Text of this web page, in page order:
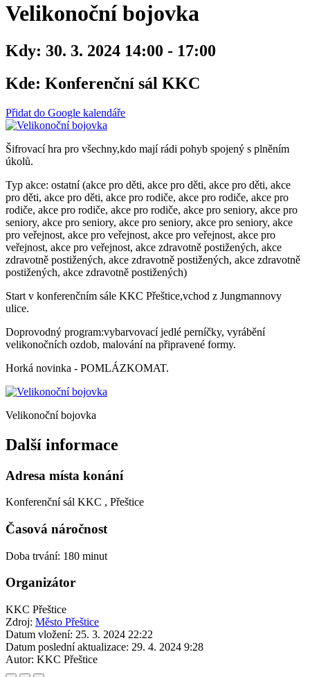
Velikonoční bojovka
Kdy: 30. 3. 2024 14:00 - 17:00
Kde: Konferenční sál KKC
Přidat do Google kalendáře
Šifrovací hra pro všechny,kdo mají rádi pohyb spojený s plněním
úkolů.
Typ akce: ostatní (akce pro děti, akce pro děti, akce pro děti, akce
pro děti, akce pro děti, akce pro rodiče, akce pro rodiče, akce pro
rodiče, akce pro rodiče, akce pro rodiče, akce pro seniory, akce pro
seniory, akce pro seniory, akce pro seniory, akce pro seniory, akce
pro veřejnost, akce pro veřejnost, akce pro veřejnost, akce pro
veřejnost, akce pro veřejnost, akce zdravotně postižených, akce
zdravotně postižených, akce zdravotně postižených, akce zdravotně
postižených, akce zdravotně postižených)
Start v konferenčním sále KKC Přeštice,vchod z Jungmannovy
ulice.
Doprovodný program:vybarvovací jedlé perníčky, vyrábění
velikonočních ozdob, malování na připravené formy.
Horká novinka - POMLÁZKOMAT.
Velikonoční bojovka
Další informace
Adresa místa konání
Konferenční sál KKC , Přeštice
Časová náročnost
Doba trvání: 180 minut
Organizátor
KKC Přeštice
Zdroj: Město Přeštice
Datum vložení: 25. 3. 2024 22:22
Datum poslední aktualizace: 29. 4. 2024 9:28
Autor: KKC Přeštice